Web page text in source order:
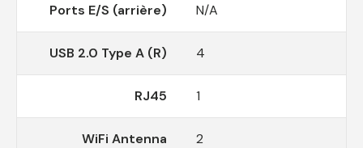
Ports E/S (arrière) N/A
USB 2.0 Type A (R) 4
RJ45 1
WiFi Antenna 2